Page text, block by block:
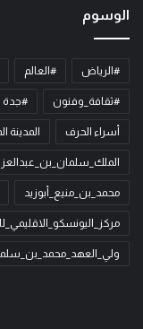
الوسوم
#الرياض #العالم
#ثقافة_وفنون #جدة
أسراء الحرف المدينة
محمد_بن_منيع_أبوزيد